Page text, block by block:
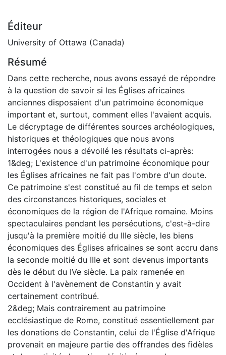
Éditeur
University of Ottawa (Canada)
Résumé
Dans cette recherche, nous avons essayé de répondre
à la question de savoir si les Églises africaines
anciennes disposaient d'un patrimoine économique
important et, surtout, comment elles l'avaient acquis.
Le décryptage de différentes sources archéologiques,
historiques et théologiques que nous avons
interrogées nous a dévoilé les résultats ci-après:
1&deg; L'existence d'un patrimoine économique pour
les Églises africaines ne fait pas l'ombre d'un doute.
Ce patrimoine s'est constitué au fil de temps et selon
des circonstances historiques, sociales et
économiques de la région de l'Afrique romaine. Moins
spectaculaires pendant les persécutions, c'est-à-dire
jusqu'à la première moitié du IIIe siècle, les biens
économiques des Églises africaines se sont accru dans
la seconde moitié du IIIe et sont devenus importants
dès le début du IVe siècle. La paix ramenée en
Occident à l'avènement de Constantin y avait
certainement contribué.
2&deg; Mais contrairement au patrimoine
ecclésiastique de Rome, constitué essentiellement par
les donations de Constantin, celui de l'Église d'Afrique
provenait en majeure partie des offrandes des fidèles